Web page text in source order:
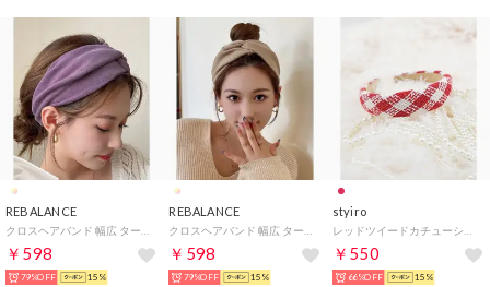
REBALANCE
￥598
79%OFF 15%
REBALANCE
￥598
79%OFF 15%
styiro
￥550
66%OFF 15%